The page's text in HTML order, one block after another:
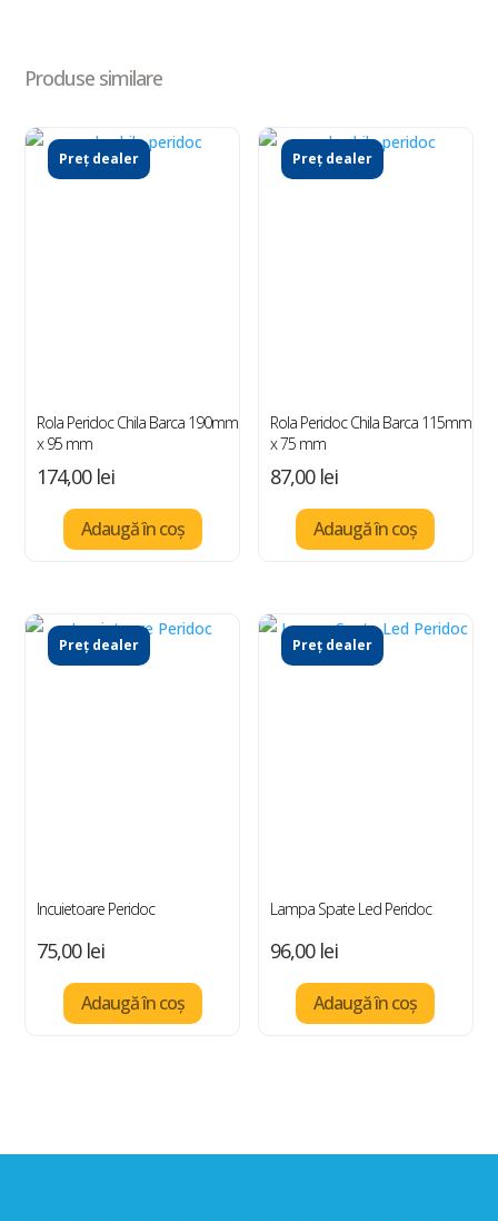
Produse similare
Preț dealer
Rola Peridoc Chila Barca 190mm
x 95 mm
174,00 lei
Adaugă în coș
Preț dealer
Rola Peridoc Chila Barca 115mm
x 75 mm
87,00 lei
Adaugă în coș
Preț dealer
Incuietoare Peridoc
75,00 lei
Adaugă în coș
Preț dealer
Lampa Spate Led Peridoc
96,00 lei
Adaugă în coș